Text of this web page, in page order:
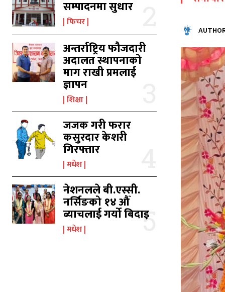
सम्पादनमा सुधार
फिचर
अन्तर्राष्ट्रिय फौजदारी
अदालत स्थापनाको
माग राखी प्रमलाई
ज्ञापन
शिक्षा
जजक गरी फरार
कसुरदार केशरी
गिरफ्तार
मधेश
नेशनलले बी.एस्सी.
नर्सिङको १४ औँ
ब्याचलाई गर्यो बिदाइ
मधेश